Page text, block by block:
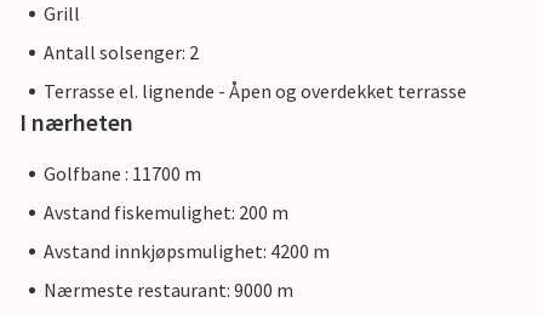
Grill
Antall solsenger: 2
Terrasse el. lignende - Åpen og overdekket terrasse
I nærheten
Golfbane : 11700 m
Avstand fiskemulighet: 200 m
Avstand innkjøpsmulighet: 4200 m
Nærmeste restaurant: 9000 m